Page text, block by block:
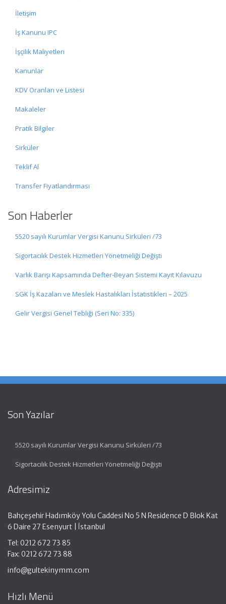
İletişim
İş Kanunu IPC
İşçilik Maliyetleri
Kanunlar
KDV Oranları ve Listesi
Makaleler
Pratik Bilgiler
Sirküler
Teklif Al
Transfer Fiyatlandırması
Son Haberler
5520 sayılı Kurumlar Vergisi Kanunu Sirküleri /73
Sigortacılık Destek Hizmetleri Yönetmeliği Değişti
Varlık Barışı Kapsamında Defter-Beyan Sistemi Kayıt Kılavuzu
SGK İş Kazaları ve Meslek Hastalıkları İstatistikleri – 2025
Gelir Vergisi Genel Tebliği (Seri No: 335)
Son Yazılar
5520 sayılı Kurumlar Vergisi Kanunu Sirküleri /73
Sigortacılık Destek Hizmetleri Yönetmeliği Değişti
Adresimiz
Bahçeşehir Hadımköy Yolu Caddesi No 5 N Residence D Blok Kat
6 Daire 27 Esenyurt | İstanbul
Tel: 0212 672 73 85
Fax: 0212 672 73 88
info@gultekinymm.com
Hızlı Menü